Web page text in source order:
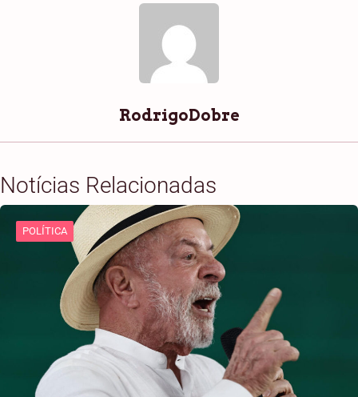
RodrigoDobre
Notícias Relacionadas
POLÍTICA